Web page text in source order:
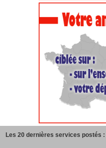
Les 20 dernières services postés :